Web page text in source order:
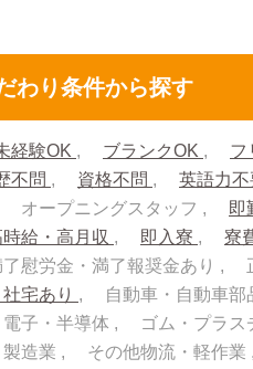
わり条件から探す
経験OK ブランクOK フ
不問 資格不問 英語力不
オープニングスタッフ 即
給・高月収 即入寮 寮
慰労金・満了報奨金あり
宅あり 自動車・自動車部
電子・半導体 ゴム・プラス
造業 その他物流・軽作業